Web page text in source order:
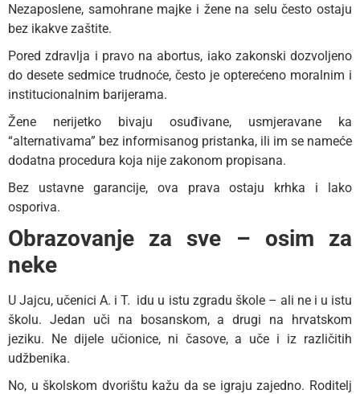
Nezaposlene, samohrane majke i žene na selu često ostaju
bez ikakve zaštite.
Pored zdravlja i pravo na abortus, iako zakonski dozvoljeno
do desete sedmice trudnoće, često je opterećeno moralnim i
institucionalnim barijerama.
Žene nerijetko bivaju osuđivane, usmjeravane ka
“alternativama” bez informisanog pristanka, ili im se nameće
dodatna procedura koja nije zakonom propisana.
Bez ustavne garancije, ova prava ostaju krhka i lako
osporiva.
Obrazovanje za sve – osim za
neke
U Jajcu, učenici A. i T. idu u istu zgradu škole – ali ne i u istu
školu. Jedan uči na bosanskom, a drugi na hrvatskom
jeziku. Ne dijele učionice, ni časove, a uče i iz različitih
udžbenika.
No, u školskom dvorištu kažu da se igraju zajedno. Roditelj